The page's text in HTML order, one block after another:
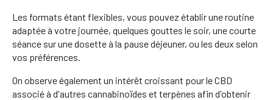
Les formats étant flexibles, vous pouvez établir une routine
adaptée à votre journée, quelques gouttes le soir, une courte
séance sur une dosette à la pause déjeuner, ou les deux selon
vos préférences.
On observe également un intérêt croissant pour le CBD
associé à d'autres cannabinoïdes et terpènes afin d'obtenir